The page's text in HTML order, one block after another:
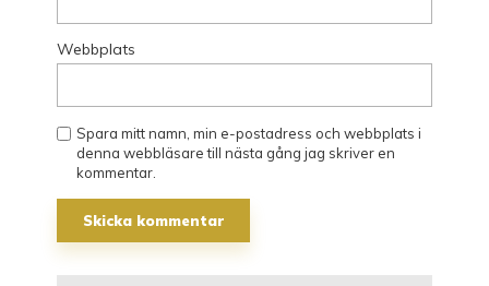
Webbplats
Spara mitt namn, min e-postadress och webbplats i
denna webbläsare till nästa gång jag skriver en
kommentar.